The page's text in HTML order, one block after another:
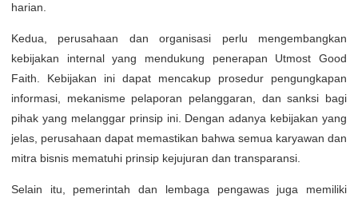
harian.
Kedua, perusahaan dan organisasi perlu mengembangkan
kebijakan internal yang mendukung penerapan Utmost Good
Faith. Kebijakan ini dapat mencakup prosedur pengungkapan
informasi, mekanisme pelaporan pelanggaran, dan sanksi bagi
pihak yang melanggar prinsip ini. Dengan adanya kebijakan yang
jelas, perusahaan dapat memastikan bahwa semua karyawan dan
mitra bisnis mematuhi prinsip kejujuran dan transparansi.
Selain itu, pemerintah dan lembaga pengawas juga memiliki